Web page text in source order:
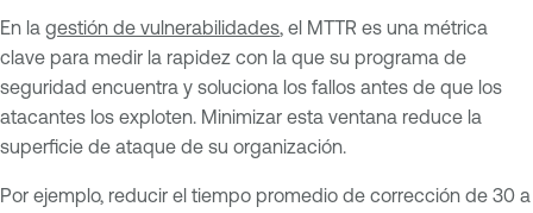
En la gestión de vulnerabilidades, el MTTR es una métrica
clave para medir la rapidez con la que su programa de
seguridad encuentra y soluciona los fallos antes de que los
atacantes los exploten. Minimizar esta ventana reduce la
superficie de ataque de su organización.
Por ejemplo, reducir el tiempo promedio de corrección de 30 a